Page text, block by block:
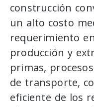
construcción
un alto costo
requerimiento
producción y
primas,
de transporte,
eficiente de los